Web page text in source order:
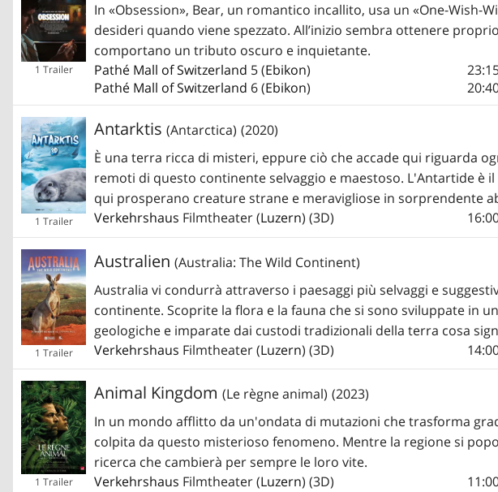
1 Trailer
In «Obsession», Bear, un romantico incallito, usa un «One-Wish-
desideri quando viene spezzato. All’inizio sembra ottenere
comportano un tributo oscuro e inquietante.
Pathé Mall of Switzerland 5 (Ebikon)
Pathé Mall of Switzerland 6 (Ebikon)
1 Trailer
Antarktis (Antarctica) (2020)
È una terra ricca di misteri, eppure ciò che accade qui riguarda
remoti di questo continente selvaggio e maestoso. L'Antartide è
qui prosperano creature strane e meravigliose in sorprendente
Verkehrshaus Filmtheater (Luzern) (3D)
1 Trailer
Australien (Australia: The Wild Continent)
Australia vi condurrà attraverso i paesaggi più selvaggi e
continente. Scoprite la flora e la fauna che si sono sviluppate in
geologiche e imparate dai custodi tradizionali della terra cosa
Verkehrshaus Filmtheater (Luzern) (3D)
1 Trailer
Animal Kingdom (Le règne animal) (2023)
In un mondo afflitto da un'ondata di mutazioni che trasforma
colpita da questo misterioso fenomeno. Mentre la regione si
ricerca che cambierà per sempre le loro vite.
Verkehrshaus Filmtheater (Luzern) (3D)